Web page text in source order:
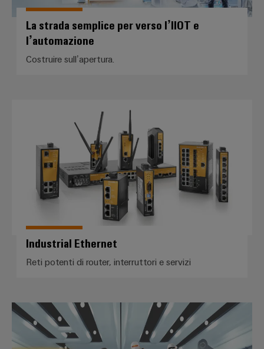
La strada semplice per verso l’IIOT e
l’automazione
Costruire sull’apertura.
Industrial Ethernet
Reti potenti di router, interruttori e servizi
*Ottimizzate la vostra